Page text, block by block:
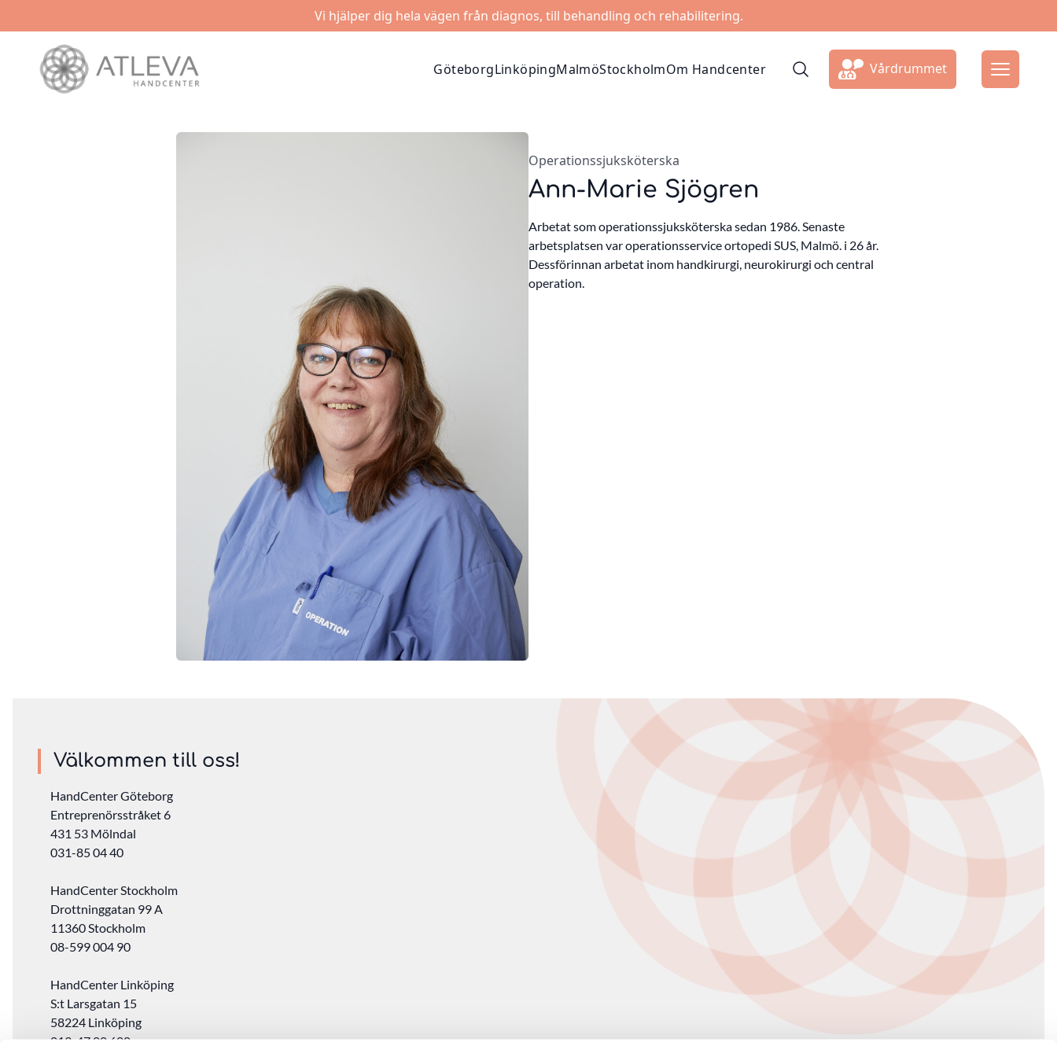
Vi hjälper dig hela vägen från diagnos, till behandling och rehabilitering.
GöteborgLinköpingMalmöStockholmOm Handcenter Vårdrummet
Operationssjuksköterska
Ann-Marie Sjögren
Arbetat som operationssjuksköterska sedan 1986. Senaste
arbetsplatsen var operationsservice ortopedi SUS, Malmö. i 26 år.
Dessförinnan arbetat inom handkirurgi, neurokirurgi och central
operation.
Välkommen till oss!
HandCenter Göteborg
Entreprenörsstråket 6
431 53 Mölndal
031-85 04 40
HandCenter Stockholm
Drottninggatan 99 A
11360 Stockholm ‎
08-599 004 90
HandCenter Linköping
S:t Larsgatan 15
58224 Linköping
013-47 00 600